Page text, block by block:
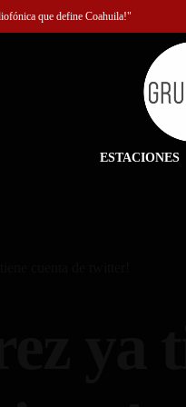
que define Coahuila!"
ESTACIONES